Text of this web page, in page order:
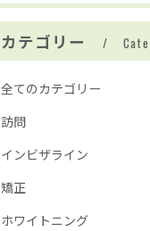
カテゴリー
全てのカテゴリー
訪問
インビザライン
矯正
ホワイトニング